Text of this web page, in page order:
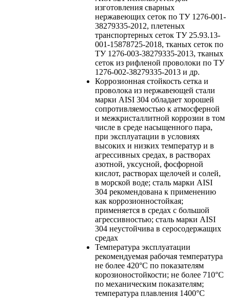
изготовления сварных
нержавеющих сеток по ТУ 1276-001-
38279335-2012, плетеных
транспортерных сеток ТУ 25.93.13-
001-15878725-2018, тканых сеток по
ТУ 1276-003-38279335-2013, тканых
сеток из рифленой проволоки по ТУ
1276-002-38279335-2013 и др.
Коррозионная стойкость сетка и
проволока из нержавеющей стали
марки AISI 304 обладает хорошей
сопротивляемостью к атмосферной
и межкристаллитной коррозии в том
числе в среде насыщенного пара,
при эксплуатации в условиях
высоких и низких температур и в
агрессивных средах, в растворах
азотной, уксусной, фосфорной
кислот, растворах щелочей и солей,
в морской воде; сталь марки AISI
304 рекомендована к применению
как коррозионностойкая;
применяется в средах с большой
агрессивностью; сталь марки AISI
304 неустойчива в серосодержащих
средах
Температура эксплуатации
рекомендуемая рабочая температура
не более 420°С по показателям
корозионостойкости; не более 710°С
по механическим показателям;
температура плавления 1400°С